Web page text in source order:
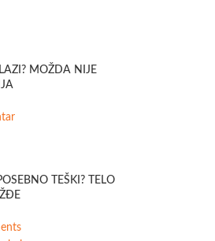
MOŽDA NIJE
TEŠKI? TELO